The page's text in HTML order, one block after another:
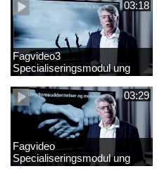
03:18
Fagvideo3
Specialiseringsmodul ung
03:29
Fagvideo
Specialiseringsmodul ung